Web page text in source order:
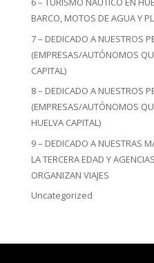
BARCO, MOTOS DE AGUA Y
7 – DEDICADO A NUESTROS
(EMPRESAS/AUTÓNOMOS
CAPITAL)
8 – DEDICADO A NUESTROS
(EMPRESAS/AUTÓNOMOS
HUELVA CAPITAL)
9 – DEDICADO A NUESTRAS
LA TERCERA EDAD Y
ORGANIZAN VIAJES
Uncategorized